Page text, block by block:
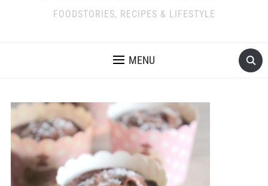
FOODSTORIES, RECIPES & LIFESTYLE
MENU